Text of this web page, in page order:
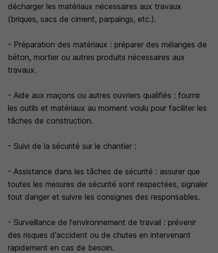
décharger les matériaux nécessaires aux travaux
(briques, sacs de ciment, parpaings, etc.).
- Préparation des matériaux : préparer des mélanges de
béton, mortier ou autres produits nécessaires aux
travaux.
- Aide aux maçons ou autres ouvriers qualifiés : fournir
les outils et matériaux au moment voulu pour faciliter les
tâches de construction.
- Suivi de la sécurité sur le chantier :
- Assistance dans les tâches de sécurité : assurer que
toutes les mesures de sécurité sont respectées, signaler
tout danger et suivre les consignes des responsables.
- Surveillance de l'environnement de travail : prévenir
des risques d'accident ou de chutes en intervenant
rapidement en cas de besoin.